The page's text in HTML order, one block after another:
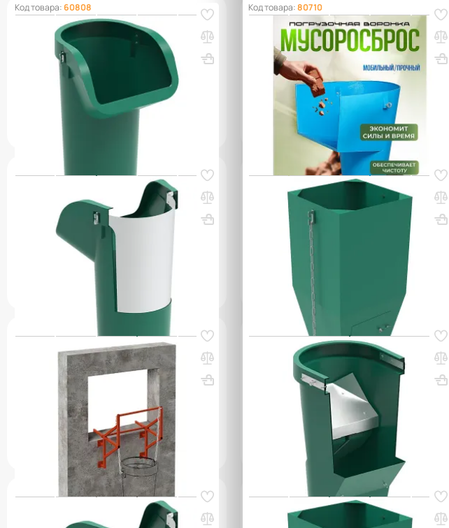
Код товара:60808
Секция мусоросброса приемная
зеленая, с цепями
ВхШхГ, мм: 1200х734
Вес, кг: 10
(0)
1 211 000 сум
q_108254
Код товара:80710
Погрузочная воронка мусоросброса
ВхШхГ, мм: 1100х790х790
Вес, кг: 9
(0)
1 582 000 сум
q_260473 В КОРЗИНУ
60806
Секция мусоросброса приемная
(усиленная) зеленая, с цепями
ВхШхГ, мм: 1200х734
Вес, кг: 14
(0)
1 569 000 сум
60810
Гаситель скорости металлический
зеленый, с цепями
ВхШхГ, мм: 1100х500х586
Вес, кг: 37
4 393 000 сум
q_108256 В КОРЗИНУ
Кронштейн универсальный для
мусоросброса, в окно
ВхШхГ, мм: 1105х997х854
Вес, кг: 33
(0)
2 400 000 сум
q_260471 В КОРЗИНУ
60813
Гаситель скорости пластиковый
зеленый, без цепей
ВхШхГ, мм: 1100х700
Вес, кг: 21.3
(0)
3 728 000 сум
q_108259 В КОРЗИНУ
60807
Секция мусоросброса приемная
(усиленная) зеленая, без цепей
60811
Гаситель скорости металлический
зеленый, без цепей